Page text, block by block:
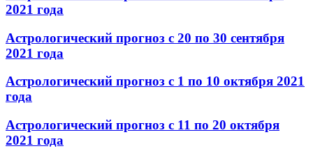
2021 года
Астрологический прогноз с 20 по 30 сентября
2021 года
Астрологический прогноз с 1 по 10 октября 2021
года
Астрологический прогноз с 11 по 20 октября
2021 года